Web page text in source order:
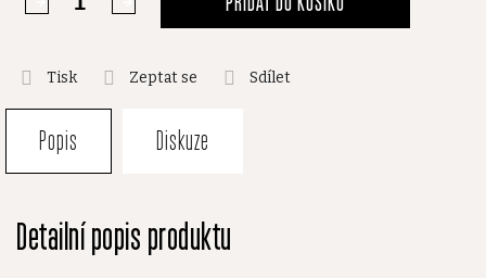
Tisk Zeptat se Sdílet
Popis Diskuze
Detailní popis produktu